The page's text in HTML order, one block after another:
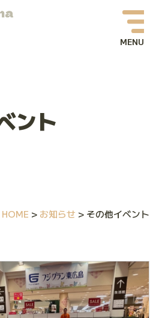
ってなに？
ベントお申し込み
お申し込み
ント
HOME > お知らせ > その他イベント